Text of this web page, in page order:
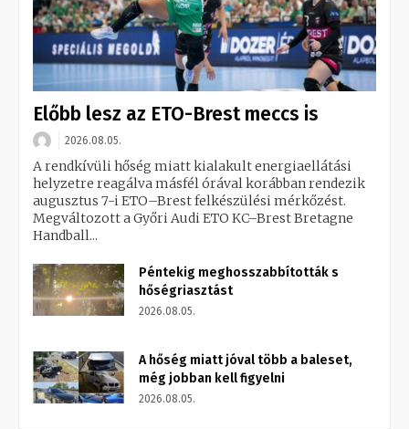
Előbb lesz az ETO-Brest meccs is
2026.08.05.
A rendkívüli hőség miatt kialakult energiaellátási
helyzetre reagálva másfél órával korábban rendezik
augusztus 7-i ETO–Brest felkészülési mérkőzést.
Megváltozott a Győri Audi ETO KC–Brest Bretagne
Handball...
Péntekig meghosszabbították s
hőségriasztást
2026.08.05.
A hőség miatt jóval több a baleset,
még jobban kell figyelni
2026.08.05.